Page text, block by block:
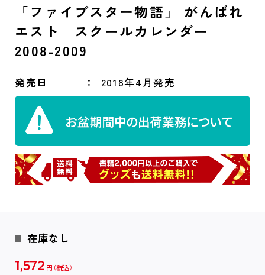
「ファイブスター物語」 がんばれ
エスト スクールカレンダー
2008-2009
発売日 2018年4月発売
在庫なし
1,572 円